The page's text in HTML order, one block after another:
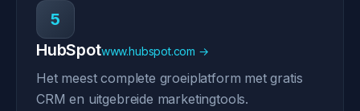
5
HubSpotwww.hubspot.com →
Het meest complete groeiplatform met gratis
CRM en uitgebreide marketingtools.